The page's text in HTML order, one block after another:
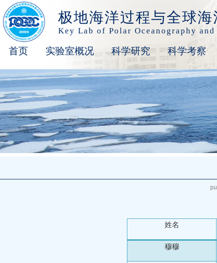
极地海洋过程与全球
Key Lab of Polar Oceanography
首页 实验室概况 科学研究 科学考察
姓名
穆穆